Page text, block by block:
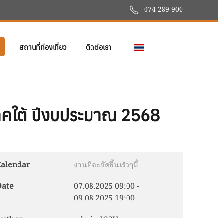
074 289 900
สถานที่ท่องเที่ยว ติดต่อเรา
คใต้ ปีงบประมาณ 2568
งานที่จะจัดขึ้นเร็วๆนี้
07.08.202509:00-
09.08.2025 19:00